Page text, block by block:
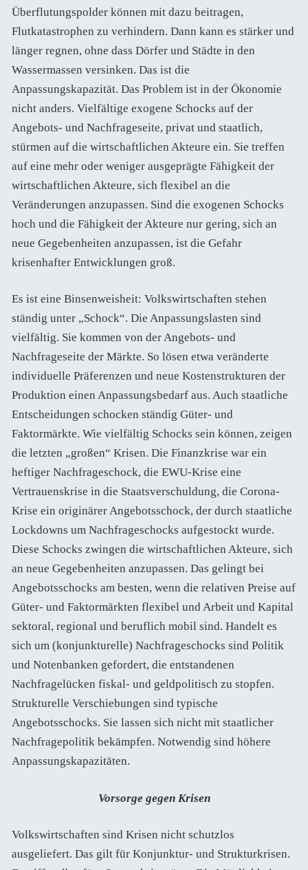
Überflutungspolder können mit dazu beitragen,
Flutkatastrophen zu verhindern. Dann kann es stärker und
länger regnen, ohne dass Dörfer und Städte in den
Wassermassen versinken. Das ist die
Anpassungskapazität. Das Problem ist in der Ökonomie
nicht anders. Vielfältige exogene Schocks auf der
Angebots- und Nachfrageseite, privat und staatlich,
stürmen auf die wirtschaftlichen Akteure ein. Sie treffen
auf eine mehr oder weniger ausgeprägte Fähigkeit der
wirtschaftlichen Akteure, sich flexibel an die
Veränderungen anzupassen. Sind die exogenen Schocks
hoch und die Fähigkeit der Akteure nur gering, sich an
neue Gegebenheiten anzupassen, ist die Gefahr
krisenhafter Entwicklungen groß.
Es ist eine Binsenweisheit: Volkswirtschaften stehen
ständig unter „Schock“. Die Anpassungslasten sind
vielfältig. Sie kommen von der Angebots- und
Nachfrageseite der Märkte. So lösen etwa veränderte
individuelle Präferenzen und neue Kostenstrukturen der
Produktion einen Anpassungsbedarf aus. Auch staatliche
Entscheidungen schocken ständig Güter- und
Faktormärkte. Wie vielfältig Schocks sein können, zeigen
die letzten „großen“ Krisen. Die Finanzkrise war ein
heftiger Nachfrageschock, die EWU-Krise eine
Vertrauenskrise in die Staatsverschuldung, die Corona-
Krise ein originärer Angebotsschock, der durch staatliche
Lockdowns um Nachfrageschocks aufgestockt wurde.
Diese Schocks zwingen die wirtschaftlichen Akteure, sich
an neue Gegebenheiten anzupassen. Das gelingt bei
Angebotsschocks am besten, wenn die relativen Preise auf
Güter- und Faktormärkten flexibel und Arbeit und Kapital
sektoral, regional und beruflich mobil sind. Handelt es
sich um (konjunkturelle) Nachfrageschocks sind Politik
und Notenbanken gefordert, die entstandenen
Nachfragelücken fiskal- und geldpolitisch zu stopfen.
Strukturelle Verschiebungen sind typische
Angebotsschocks. Sie lassen sich nicht mit staatlicher
Nachfragepolitik bekämpfen. Notwendig sind höhere
Anpassungskapazitäten.
Vorsorge gegen Krisen
Volkswirtschaften sind Krisen nicht schutzlos
ausgeliefert. Das gilt für Konjunktur- und Strukturkrisen.